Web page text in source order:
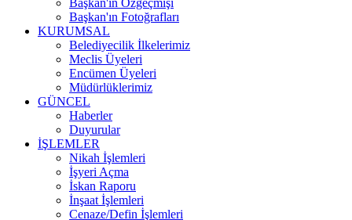
Başkan'ın Özgeçmişi
Başkan'ın Fotoğrafları
KURUMSAL
Belediyecilik İlkelerimiz
Meclis Üyeleri
Encümen Üyeleri
Müdürlüklerimiz
GÜNCEL
Haberler
Duyurular
İŞLEMLER
Nikah İşlemleri
İşyeri Açma
İskan Raporu
İnşaat İşlemleri
Cenaze/Defin İşlemleri